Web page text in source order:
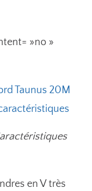
»no »
en V très